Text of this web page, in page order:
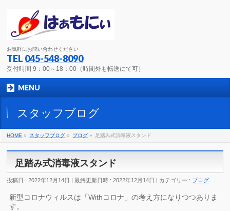
お気軽にお問い合わせください
TEL 045-548-8090
受付時間 9：00～18：00（時間外も転送にて可）
MENU
スタッフブログ
HOME » スタッフブログ » ブログ » 足踏み式消毒液スタンド
足踏み式消毒液スタンド
投稿日 : 2022年12月14日 最終更新日時 : 2022年12月14日 カテゴリー : ブログ
新型コロナウィルスは「Withコロナ」の考え方になりつつありま
す。